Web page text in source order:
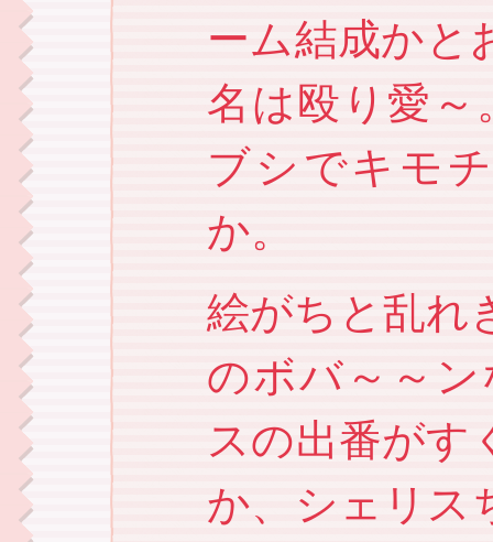
ーム結成かと
名は殴り愛
ブシでキモ
か。
絵がちと乱れ
のボバ～～
スの出番がす
か、シェリス